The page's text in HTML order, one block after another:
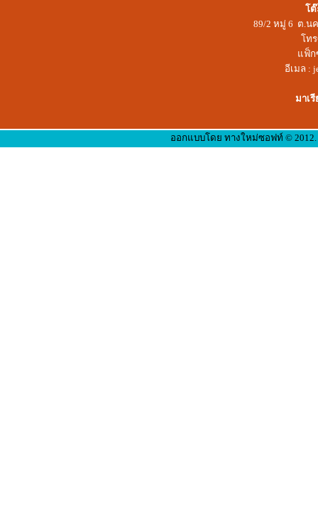
โต๊
89/2 หมู่ 6 ต.น
โท
แฟ็ก
อีเมล :
มาเ
ออกแบบโดย ทางใหม่ซอฟท์ © 2012.